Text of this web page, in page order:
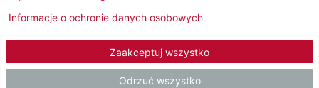
Metryka Polityka prywatności Newsletter
© 2026 - STIEBEL ELTRON GmbH & Co. KG (DE)
Zaakceptuj wszystko
Odrzuć wszystko
Informacje o ochronie danych osobowych